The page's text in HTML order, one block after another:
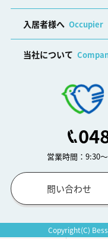
入居者様へ Occupier
当社について
営業時間：9:30
問い合わせ
Copyright(C)